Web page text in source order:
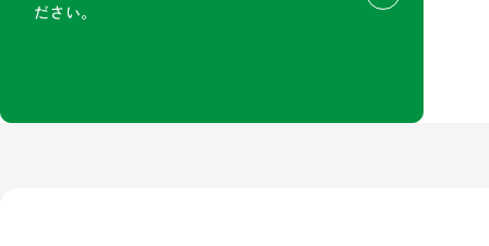
ださい。